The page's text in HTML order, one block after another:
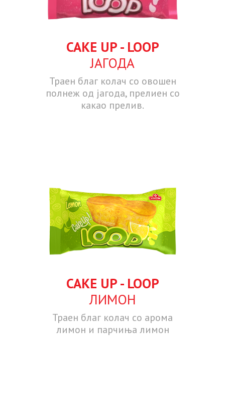
CAKE UP - LOOP
ЈАГОДА
Траен благ колач со овошен
полнеж од јагода, прелиен со
какао прелив.
CAKE UP - LOOP
ЛИМОН
Траен благ колач со арома
лимон и парчиња лимон